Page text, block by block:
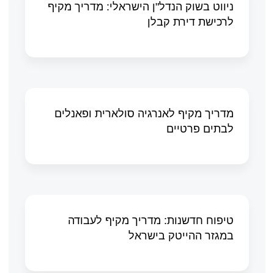
ניווט בשוק הנדל"ן הישראלי: מדריך מקיף
לרכישת דירת קבלן
מדריך מקיף לאנרגיה סולארית ופאנלים
לבתים פרטיים
טיפוח חדשנות: מדריך מקיף לעבודה
במגזר ההייטק בישראל